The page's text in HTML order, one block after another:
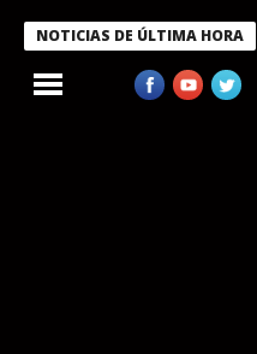
NOTICIAS DE ÚLTIMA HORA
Bukele condecora a